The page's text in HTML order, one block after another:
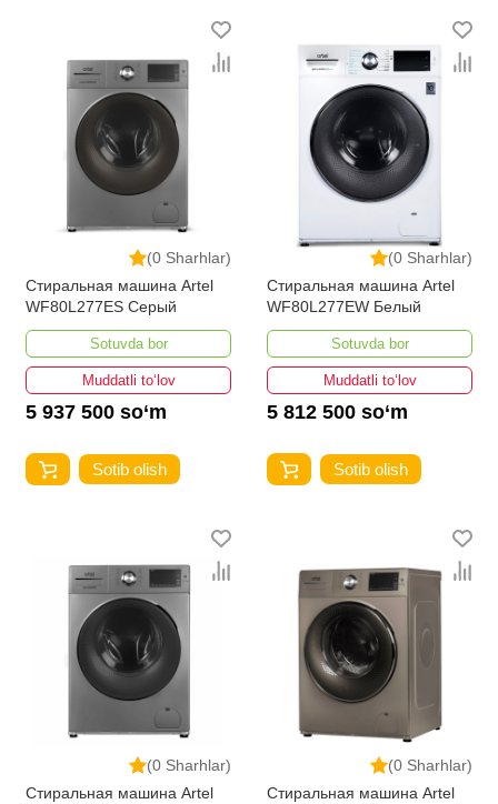
(0 Sharhlar)
Стиральная машина Artel
WF80L277ES Серый
Sotuvda bor
Muddatli to‘lov
5 937 500 so‘m
Sotib olish
(0 Sharhlar)
Стиральная машина Artel
WF80L277EW Белый
Sotuvda bor
Muddatli to‘lov
5 812 500 so‘m
Sotib olish
(0 Sharhlar)
Стиральная машина Artel
(0 Sharhlar)
Стиральная машина Artel